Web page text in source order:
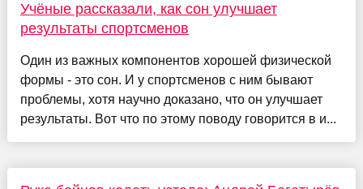
Учёные рассказали, как сон улучшает
результаты спортсменов
Один из важных компонентов хорошей физической
формы - это сон. И у спортсменов с ним бывают
проблемы, хотя научно доказано, что он улучшает
результаты. Вот что по этому поводу говорится в и...